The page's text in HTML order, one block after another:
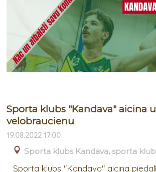
Sporta klubs "Kandava" aicina
velobraucienu
19.08.2022 17:00
Sporta klubs Kandava, sporta
Sporta klubs "Kandava" aicina